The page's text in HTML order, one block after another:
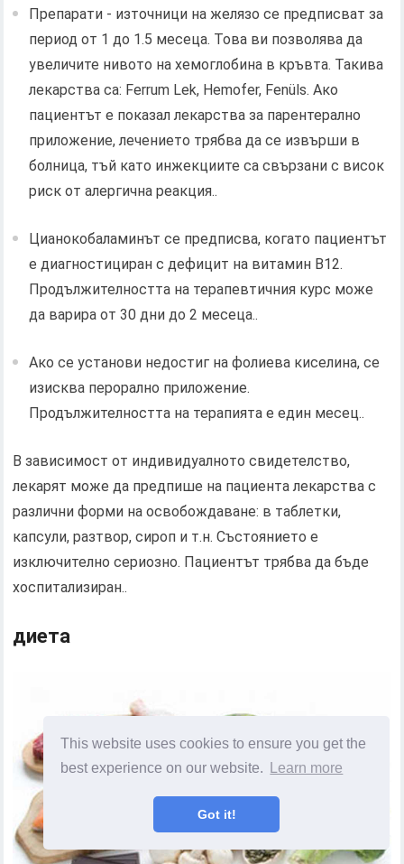
This website uses cookies to ensure you get the
best experience on our website.
Learn more
Got it!
Препарати - източници на желязо се предписват за
период от 1 до 1.5 месеца. Това ви позволява да
увеличите нивото на хемоглобина в кръвта. Такива
лекарства са: Ferrum Lek, Hemofer, Fenüls. Ако
пациентът е показал лекарства за парентерално
приложение, лечението трябва да се извърши в
болница, тъй като инжекциите са свързани с висок
риск от алергична реакция..
Цианокобаламинът се предписва, когато пациентът
е диагностициран с дефицит на витамин В12.
Продължителността на терапевтичния курс може
да варира от 30 дни до 2 месеца..
Ако се установи недостиг на фолиева киселина, се
изисква перорално приложение.
Продължителността на терапията е един месец..
В зависимост от индивидуалното свидетелство,
лекарят може да предпише на пациента лекарства с
различни форми на освобождаване: в таблетки,
капсули, разтвор, сироп и т.н. Състоянието е
изключително сериозно. Пациентът трябва да бъде
хоспитализиран..
диета